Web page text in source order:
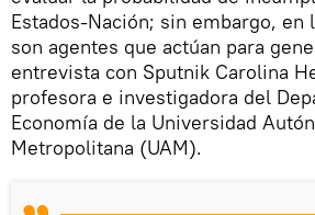
Estados-Nación; sin embargo, en
son agentes que actúan para
entrevista con Sputnik Carolina
profesora e investigadora del
Economía de la Universidad
Metropolitana (UAM).